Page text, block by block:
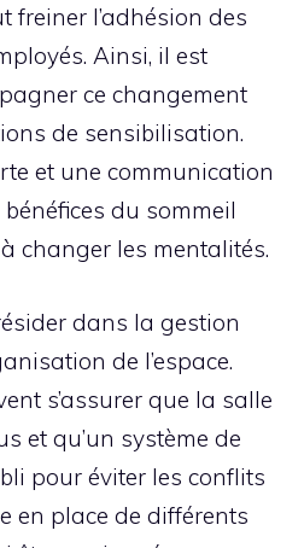
freiner l’adhésion des
Ainsi, il est
ce changement
de sensibilisation.
et une communication
du sommeil
changer les mentalités.
dans la gestion
de l’espace.
s’assurer que la salle
et qu’un système de
pour éviter les conflits
en place de différents